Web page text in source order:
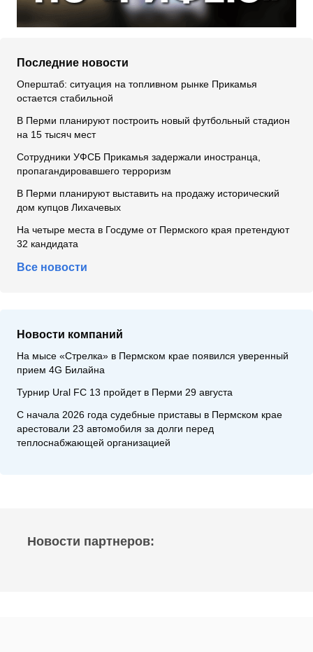
Последние новости
Оперштаб: ситуация на топливном рынке Прикамья
остается стабильной
В Перми планируют построить новый футбольный стадион
на 15 тысяч мест
Сотрудники УФСБ Прикамья задержали иностранца,
пропагандировавшего терроризм
В Перми планируют выставить на продажу исторический
дом купцов Лихачевых
На четыре места в Госдуме от Пермского края претендуют
32 кандидата
Все новости
Новости компаний
На мысе «Стрелка» в Пермском крае появился уверенный
прием 4G Билайна
Турнир Ural FC 13 пройдет в Перми 29 августа
С начала 2026 года судебные приставы в Пермском крае
арестовали 23 автомобиля за долги перед
теплоснабжающей организацией
Новости партнеров: